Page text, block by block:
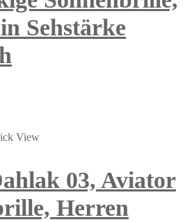
Sehstärke
View
03, Aviator
Herren